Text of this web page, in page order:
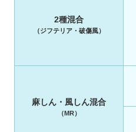
2種混合
（ジフテリア・破傷風）
麻しん・風しん混合
（MR）